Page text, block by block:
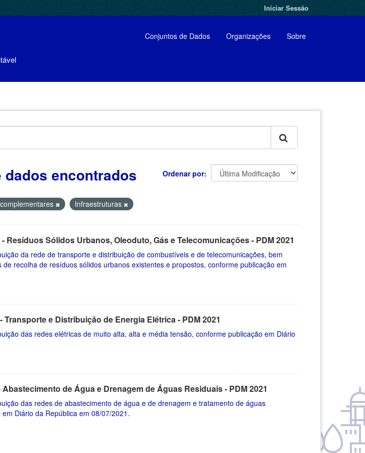
Iniciar Sessão
Conjuntos de Dados Organizações Sobre
Ordenar por
encontrados
Infraestruturas
Resíduos Sólidos Urbanos, Oleoduto, Gás e Telecomunicações - PDM 2021
da rede de transporte e distribuição de combustíveis e de telecomunicações, bem
recolha de resíduos sólidos urbanos existentes e propostos, conforme publicação em
Transporte e Distribuição de Energia Elétrica - PDM 2021
das redes elétricas de muito alta, alta e média tensão, conforme publicação em Diário
de Água e Drenagem de Águas Residuais - PDM 2021
das redes de abastecimento de água e de drenagem e tratamento de águas
Diário da República em 08/07/2021.